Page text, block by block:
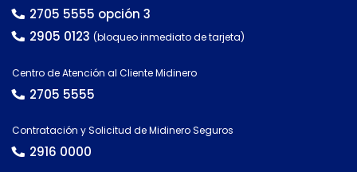
País
documento
2705 5555 opción 3
2905 0123 (bloqueo inmediato de tarjeta)
Centro de Atención al Cliente Midinero
2705 5555
Contratación y Solicitud de Midinero Seguros
2916 0000